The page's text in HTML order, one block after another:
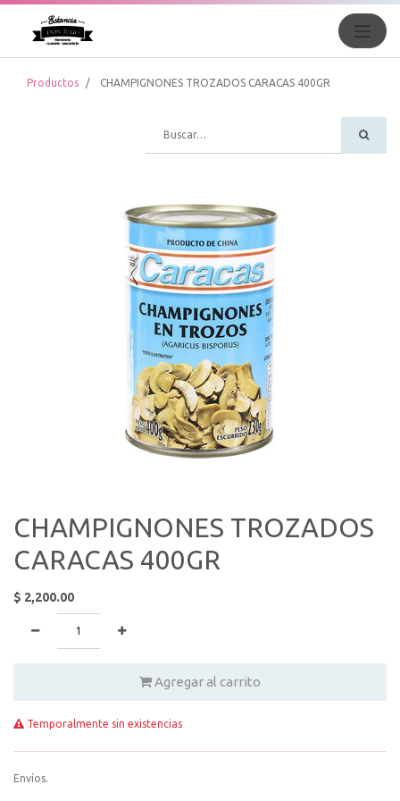
Productos CHAMPIGNONES TROZADOS CARACAS 400GR
CHAMPIGNONES TROZADOS
CARACAS 400GR
$ 2,200.00
Agregar al carrito
Temporalmente sin existencias
Envíos.